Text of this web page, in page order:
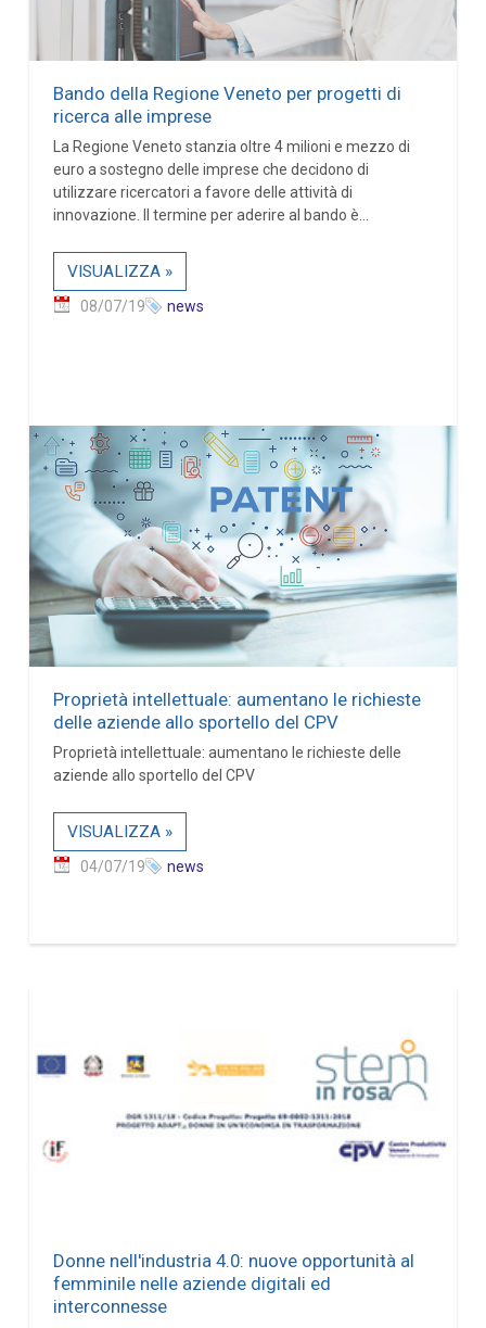
Bando della Regione Veneto per progetti di
ricerca alle imprese
La Regione Veneto stanzia oltre 4 milioni e mezzo di
euro a sostegno delle imprese che decidono di
utilizzare ricercatori a favore delle attività di
innovazione. Il termine per aderire al bando è...
VISUALIZZA »
08/07/19 news
Proprietà intellettuale: aumentano le richieste
delle aziende allo sportello del CPV
Proprietà intellettuale: aumentano le richieste delle
aziende allo sportello del CPV
VISUALIZZA »
04/07/19 news
Donne nell'industria 4.0: nuove opportunità al
femminile nelle aziende digitali ed
interconnesse